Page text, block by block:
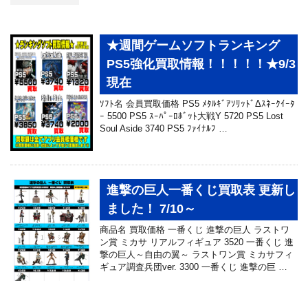
★週間ゲームソフトランキング
PS5強化買取情報！！！！！★9/3
現在
ｿﾌﾄ名 会員買取価格 PS5 ﾒﾀﾙｷﾞｱｿﾘｯﾄﾞΔｽﾈｰｸｲｰﾀ
ｰ 5500 PS5 ｽｰﾊﾟｰﾛﾎﾞｯﾄ大戦Y 5720 PS5 Lost
Soul Aside 3740 PS5 ﾌｧｲﾅﾙﾌ …
進撃の巨人一番くじ買取表 更新し
ました！ 7/10～
商品名 買取価格 一番くじ 進撃の巨人 ラストワ
ン賞 ミカサ リアルフィギュア 3520 一番くじ 進
撃の巨人～自由の翼～ ラストワン賞 ミカサフィ
ギュア調査兵団ver. 3300 一番くじ 進撃の巨 …